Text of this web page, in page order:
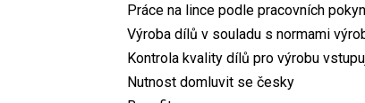
Práce na lince podle pracovních
Výroba dílů v souladu s normami
Kontrola kvality dílů pro výrobu
Nutnost domluvit se česky